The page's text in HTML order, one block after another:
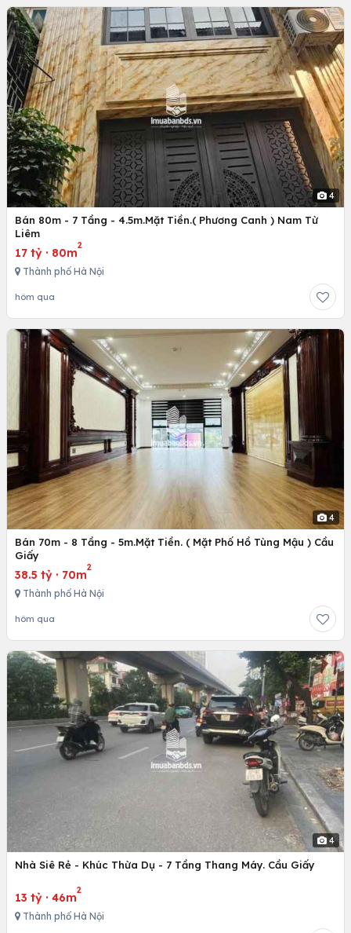
4
Bán 80m - 7 Tầng - 4.5m.Mặt Tiền.( Phương Canh ) Nam Từ
Liêm
17 tỷ · 80m
2
Thành phố Hà Nội
hôm qua
4
Bán 70m - 8 Tầng - 5m.Mặt Tiền. ( Mặt Phố Hồ Tùng Mậu ) Cầu
Giấy
38.5 tỷ · 70m
2
Thành phố Hà Nội
hôm qua
4
Nhà Siê Rẻ - Khúc Thừa Dụ - 7 Tầng Thang Máy. Cầu Giấy
13 tỷ · 46m
2
Thành phố Hà Nội